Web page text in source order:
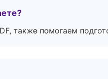
также помогаем